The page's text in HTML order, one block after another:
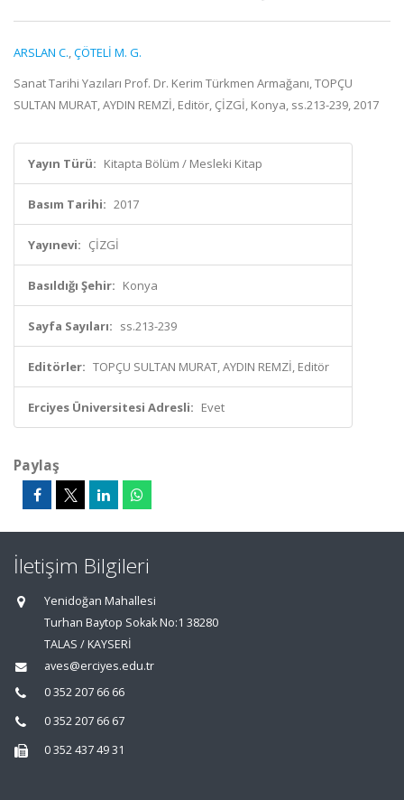
ARSLAN C.,ÇÖTELİ M. G.
Sanat Tarihi Yazıları Prof. Dr. Kerim Türkmen Armağanı, TOPÇU
SULTAN MURAT, AYDIN REMZİ, Editör, ÇİZGİ, Konya, ss.213-239, 2017
Yayın Türü: Kitapta Bölüm / Mesleki Kitap
Basım Tarihi: 2017
Yayınevi: ÇİZGİ
Basıldığı Şehir: Konya
Sayfa Sayıları: ss.213-239
Editörler: TOPÇU SULTAN MURAT, AYDIN REMZİ, Editör
Erciyes Üniversitesi Adresli: Evet
Paylaş
İletişim Bilgileri
Yenidoğan Mahallesi
Turhan Baytop Sokak No:1 38280
TALAS / KAYSERİ
aves@erciyes.edu.tr
0 352 207 66 66
0 352 207 66 67
0 352 437 49 31